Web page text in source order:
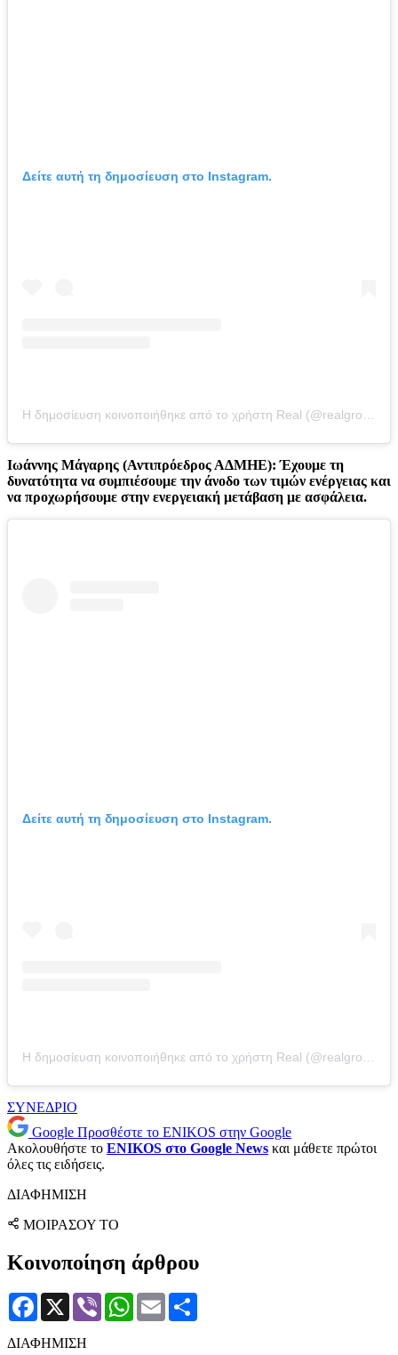
Δείτε αυτή τη δημοσίευση στο Instagram.
Ιωάννης Μάγαρης (Αντιπρόεδρος ΑΔΜΗΕ): Έχουμε τη
δυνατότητα να συμπιέσουμε την άνοδο των τιμών ενέργειας και
να προχωρήσουμε στην ενεργειακή μετάβαση με ασφάλεια.
Δείτε αυτή τη δημοσίευση στο Instagram.
Η δημοσίευση κοινοποιήθηκε από το χρήστη Real (@realgroupgreece)
ΣΥΝΕΔΡΙΟ
Google Προσθέστε το ENIKOS στην Google
Ακολουθήστε το ENIKOS στο Google News και μάθετε πρώτοι
όλες τις ειδήσεις.
ΔΙΑΦΗΜΙΣΗ
ΜΟΙΡΑΣΟΥ ΤΟ
Κοινοποίηση άρθρου
Facebook
X Viber WhatsApp
Email
ΔΙΑΦΗΜΙΣΗ